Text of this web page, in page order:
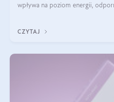
wpływa na poziom energii,
zawrotów głowy czy problemów z
CZYTAJ